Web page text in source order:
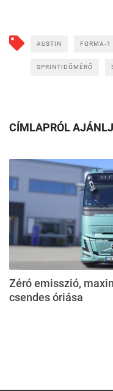
AUSTIN FORMA-1
SPRINTIDŐMÉRŐ
CÍMLAPRÓL
Zéró emisszió,
csendes óriása